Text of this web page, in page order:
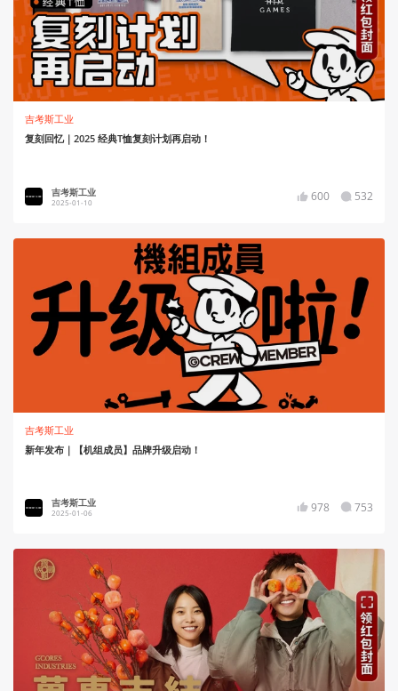
吉考斯工业
复刻回忆｜2025 经典T恤复刻计划再启动！
吉考斯工业
2025-01-10 600 532
吉考斯工业
新年发布｜【机组成员】品牌升级启动！
吉考斯工业
2025-01-06 978 753